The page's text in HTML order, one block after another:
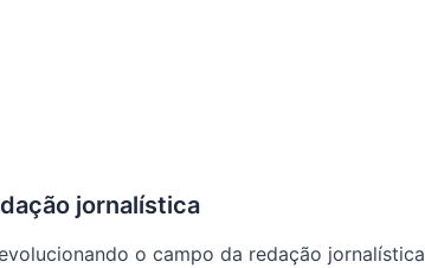
jornalística
o campo da redação jornalística